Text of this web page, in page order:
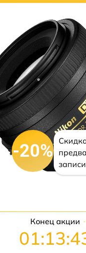
-20%
Конец акции